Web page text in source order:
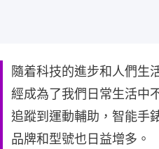
隨着科技的進步和人們生
經成為了我們日常生活中
追蹤到運動輔助，智能手
品牌和型號也日益增多。